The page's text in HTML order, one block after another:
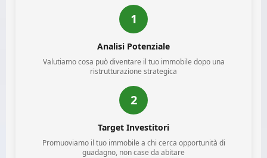
1
Analisi Potenziale
Valutiamo cosa può diventare il tuo immobile dopo una
ristrutturazione strategica
2
Target Investitori
Promuoviamo il tuo immobile a chi cerca opportunità di
guadagno, non case da abitare